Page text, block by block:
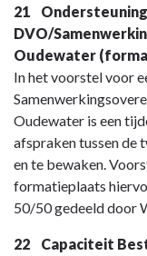
21
DVO/
Oudewater
In het voorstel voor
Oudewater is een
afspraken tussen de
en te bewaken.
formatieplaats
50/50 gedeeld door
22 Capaciteit